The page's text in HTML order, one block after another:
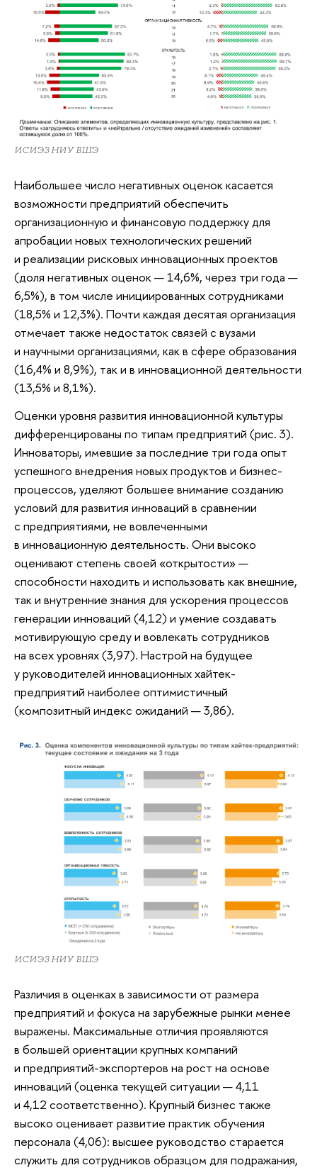
ИСИЭЗ НИУ ВШЭ
Наибольшее число негативных оценок касается
возможности предприятий обеспечить
организационную и финансовую поддержку для
апробации новых технологических решений
и реализации рисковых инновационных проектов
(доля негативных оценок — 14,6%, через три года —
6,5%), в том числе инициированных сотрудниками
(18,5% и 12,3%). Почти каждая десятая организация
отмечает также недостаток связей с вузами
и научными организациями, как в сфере образования
(16,4% и 8,9%), так и в инновационной деятельности
(13,5% и 8,1%).
Оценки уровня развития инновационной культуры
дифференцированы по типам предприятий (рис. 3).
Инноваторы, имевшие за последние три года опыт
успешного внедрения новых продуктов и бизнес-
процессов, уделяют большее внимание созданию
условий для развития инноваций в сравнении
с предприятиями, не вовлеченными
в инновационную деятельность. Они высоко
оценивают степень своей «открытости» —
способности находить и использовать как внешние,
так и внутренние знания для ускорения процессов
генерации инноваций (4,12) и умение создавать
мотивирующую среду и вовлекать сотрудников
на всех уровнях (3,97). Настрой на будущее
у руководителей инновационных хайтек-
предприятий наиболее оптимистичный
(композитный индекс ожиданий — 3,86).
ИСИЭЗ НИУ ВШЭ
Различия в оценках в зависимости от размера
предприятий и фокуса на зарубежные рынки менее
выражены. Максимальные отличия проявляются
в большей ориентации крупных компаний
и предприятий-экспортеров на рост на основе
инноваций (оценка текущей ситуации — 4,11
и 4,12 соответственно). Крупный бизнес также
высоко оценивает развитие практик обучения
персонала (4,06): высшее руководство старается
служить для сотрудников образцом для подражания,